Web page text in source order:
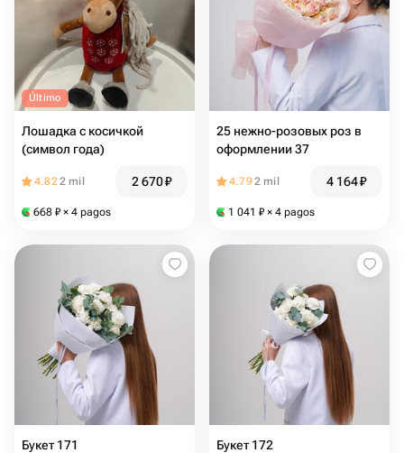
Último
Лошадка с косичкой
(символ года)
4.822 mil 2 670₽
668 ₽ × 4 pagos
25 нежно-розовых роз в
оформлении 37
4.792 mil 4 164₽
1 041 ₽ × 4 pagos
Букет 171 Букет 172